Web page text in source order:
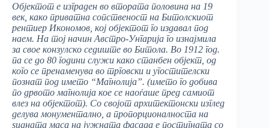
Објектот е изграден во втората половина на 19
век, како приватна сопственост на Битолскиот
рентиер Икономов, кој објектот го издавал под
наем. На тој начин Австро-Унгарија го изнајмила
за свое конзулско седиште во Битола. Во 1912 год.
па се до 80 години служи како станбен објект, од
кого се пренаменува во трговски и угостителски
познат под името “Магнолија”. (името го добива
по дрвото магнолија кое се наоѓаше пред самиот
влез на објектот). Со својот архитектонски изглед
делува монументално, а пропорционалноста на
ѕидната маса на јужната фасада е постигната со